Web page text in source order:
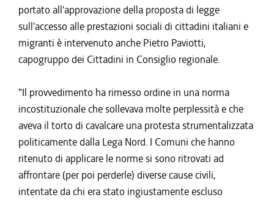
portato all'approvazione della proposta di legge
sull'accesso alle prestazioni sociali di cittadini italiani e
migranti è intervenuto anche Pietro Paviotti,
capogruppo dei Cittadini in Consiglio regionale.
"Il provvedimento ha rimesso ordine in una norma
incostituzionale che sollevava molte perplessità e che
aveva il torto di cavalcare una protesta strumentalizzata
politicamente dalla Lega Nord. I Comuni che hanno
ritenuto di applicare le norme si sono ritrovati ad
affrontare (per poi perderle) diverse cause civili,
intentate da chi era stato ingiustamente escluso